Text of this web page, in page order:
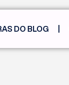
DO BLOG